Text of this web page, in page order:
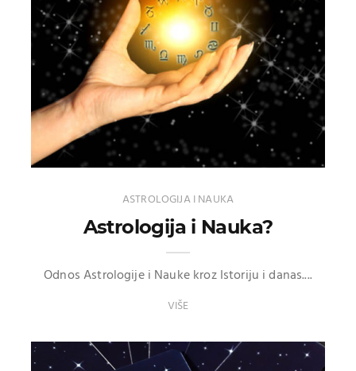
ASTROLOGIJA I NAUKA
Astrologija i Nauka?
Odnos Astrologije i Nauke kroz Istoriju i danas....
VIŠE